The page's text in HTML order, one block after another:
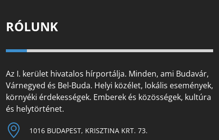
RÓLUNK
Az I. kerület hivatalos hírportálja. Minden, ami Budavár,
Várnegyed és Bel-Buda. Helyi közélet, lokális események,
környéki érdekességek. Emberek és közösségek, kultúra
és helytörténet.
1016 BUDAPEST, KRISZTINA KRT. 73.